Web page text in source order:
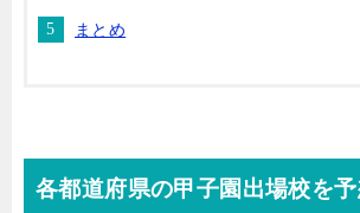
まとめ
各都道府県の甲子園出場校を予